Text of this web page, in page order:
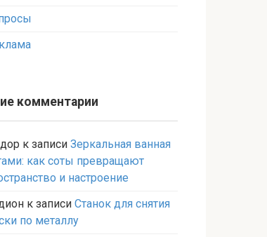
комментарии
к записи Зеркальная ванная
как соты превращают
и настроение
к записи Станок для снятия
по металлу